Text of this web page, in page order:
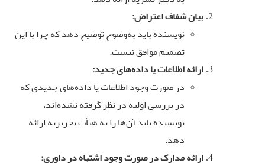
بیان شفاف اعتراض:
نویسنده باید به‌وضوح توضیح دهد که چرا با این
تصمیم موافق نیست.
ارائه اطلاعات یا داده‌های جدید:
در صورت وجود اطلاعات یا داده‌های جدیدی که
در بررسی اولیه در نظر گرفته نشده‌اند،
نویسنده باید آن‌ها را به هیأت تحریریه ارائه
دهد.
ارائه مدارک در صورت وجود اشتباه در داوری: